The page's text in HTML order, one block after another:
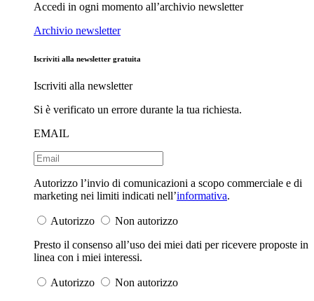
Accedi in ogni momento all’archivio newsletter
Archivio newsletter
Iscriviti alla newsletter gratuita
Iscriviti alla newsletter
Si è verificato un errore durante la tua richiesta.
EMAIL
Autorizzo l’invio di comunicazioni a scopo commerciale e di
marketing nei limiti indicati nell’informativa.
Autorizzo
Non autorizzo
Presto il consenso all’uso dei miei dati per ricevere proposte in
linea con i miei interessi.
Autorizzo
Non autorizzo